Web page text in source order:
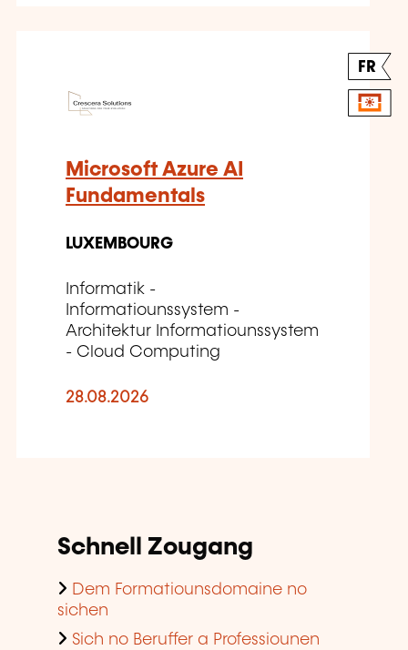
FR
Microsoft Azure AI
Fundamentals
LUXEMBOURG
Informatik -
Informatiounssystem -
Architektur Informatiounssystem
- Cloud Computing
28.08.2026
Schnell Zougang
Dem Formatiounsdomaine no
sichen
Sich no Beruffer a Professiounen